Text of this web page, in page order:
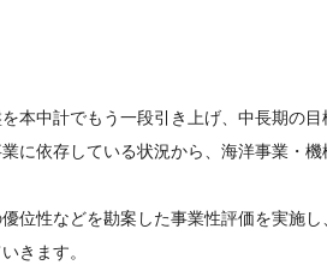
本中計でもう一段引き上げ、中長期の
に依存している状況から、海洋事業・
位性などを勘案した事業性評価を実施
きます。